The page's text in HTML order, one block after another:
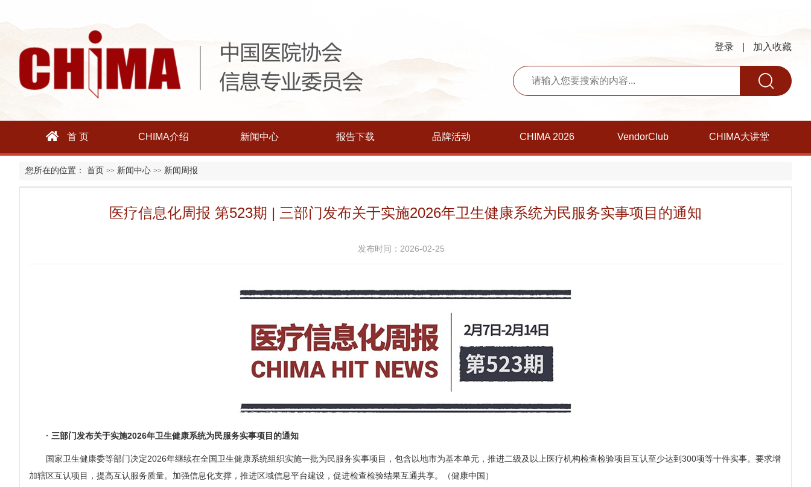
登录 加入收藏
首 页 CHIMA介绍 新闻中心 报告下载 品牌活动 CHIMA 2026 VendorClub CHIMA大讲堂
您所在的位置： 首页 >> 新闻中心 >> 新闻周报
医疗信息化周报 第523期 | 三部门发布关于实施2026年卫生健康系统为民服务实事项目的通知
发布时间：2026-02-25
· 三部门发布关于实施2026年卫生健康系统为民服务实事项目的通知
国家卫生健康委等部门决定2026年继续在全国卫生健康系统组织实施一批为民服务实事项目，包含以地市为基本单元，推进二级及以上医疗机构检查检验项目互认至少达到300项等十件实事。要求增
加辖区互认项目，提高互认服务质量。加强信息化支撑，推进区域信息平台建设，促进检查检验结果互通共享。（健康中国）